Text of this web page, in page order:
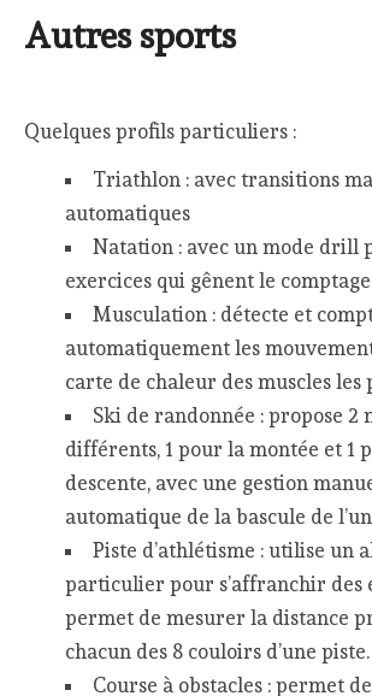
Autres sports
Quelques profils particuliers :
Triathlon : avec transitions
automatiques
Natation : avec un mode drill
exercices qui gênent le
Musculation : détecte et
automatiquement les
carte de chaleur des muscles les
Ski de randonnée : propose 2
différents, 1 pour la montée et 1
descente, avec une gestion
automatique de la bascule de
Piste d’athlétisme : utilise un
particulier pour s’affranchir des
permet de mesurer la distance
chacun des 8 couloirs d’une piste.
Course à obstacles : permet